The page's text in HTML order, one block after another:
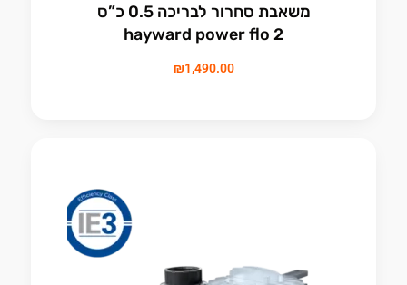
משאבת סחרור לבריכה 0.5 כ”ס
hayward power flo 2
₪1,490.00